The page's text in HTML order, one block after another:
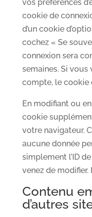
vos préférences
cookie de
d’un cookie
cochez « Se
connexion sera
semaines. Si
compte, le cookie
En modifiant ou
cookie
votre navigateur.
aucune donnée
simplement l’ID
venez de modifier.
Contenu
d’autres